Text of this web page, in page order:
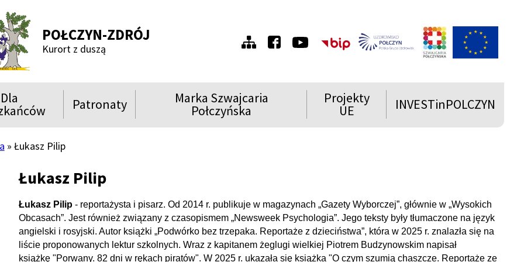
POŁCZYN-ZDRÓJ
Kurort z duszą
Menu
prawe
Szwajcaria
Połczyńska
Dla
Rozwiń
menu
Patronaty
menu
Marka Szwajcaria
Połczyńska Rozwiń
menu
Projekty
UE Rozwiń
menu
INVESTinPOLCZYN
Łukasz Pilip
Łukasz Pilip
Łukasz Pilip - reportażysta i pisarz. Od 2014 r. publikuje w magazynach „Gazety Wyborczej”, głównie w „Wysokich
Obcasach”. Jest również związany z czasopismem „Newsweek Psychologia”. Jego teksty były tłumaczone na język
angielski i rosyjski. Autor książki „Podwórko bez trzepaka. Reportaże z dzieciństwa”, która w 2025 r. znalazła się na
liście proponowanych lektur szkolnych. Wraz z kapitanem żeglugi wielkiej Piotrem Budzynowskim napisał
książkę "Porwany. 82 dni w rękach piratów". W 2025 r. ukazała się książka "O czym szumią chaszcze. Reportaże ze